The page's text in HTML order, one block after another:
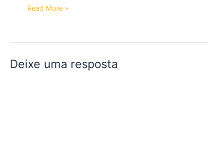
Read More »
Deixe uma resposta